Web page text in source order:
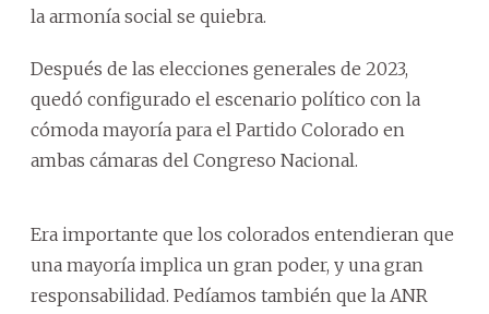
la armonía social se quiebra.
Después de las elecciones generales de 2023,
quedó configurado el escenario político con la
cómoda mayoría para el Partido Colorado en
ambas cámaras del Congreso Nacional.
Era importante que los colorados entendieran que
una mayoría implica un gran poder, y una gran
responsabilidad. Pedíamos también que la ANR